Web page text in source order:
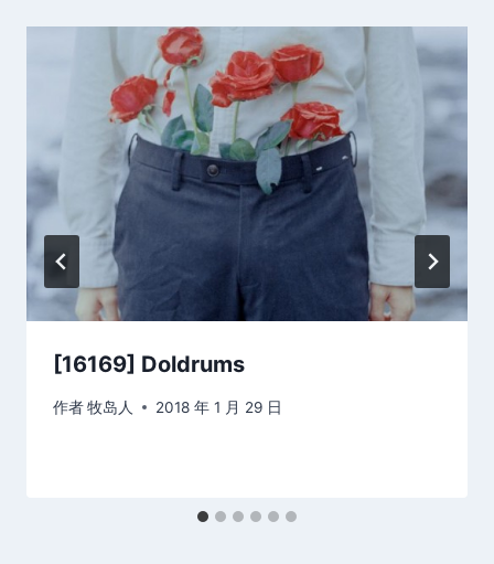
[16169] Doldrums
作者牧岛人 2018 年 1 月 29 日